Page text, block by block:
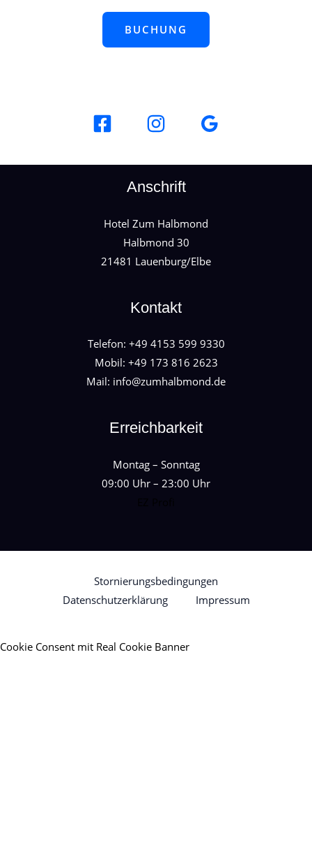
BUCHUNG
Anschrift
Hotel Zum Halbmond
Halbmond 30
21481 Lauenburg/Elbe
Kontakt
Telefon: +49 4153 599 9330
Mobil: +49 173 816 2623
Mail: info@zumhalbmond.de
Erreichbarkeit
Montag – Sonntag
09:00 Uhr – 23:00 Uhr
Stornierungsbedingungen
Datenschutzerklärung
Impressum
Cookie Consent mit Real Cookie Banner